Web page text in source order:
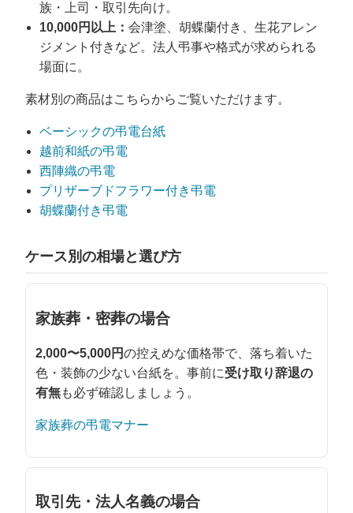
族・上司・取引先向け。
10,000円以上： 会津塗、胡蝶蘭付き、生花アレン
ジメント付きなど。法人弔事や格式が求められる
場面に。
素材別の商品はこちらからご覧いただけます。
ベーシックの弔電台紙
越前和紙の弔電
西陣織の弔電
プリザーブドフラワー付き弔電
胡蝶蘭付き弔電
ケース別の相場と選び方
家族葬・密葬の場合
2,000〜5,000円の控えめな価格帯で、落ち着いた
色・装飾の少ない台紙を。事前に受け取り辞退の
有無も必ず確認しましょう。
家族葬の弔電マナー
取引先・法人名義の場合